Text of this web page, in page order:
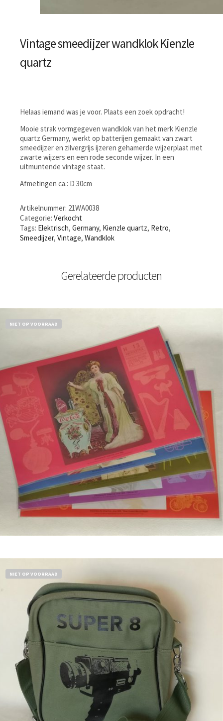
Vintage smeedijzer wandklok Kienzle
quartz
Helaas iemand was je voor. Plaats een zoek opdracht!
Mooie strak vormgegeven wandklok van het merk Kienzle
quartz Germany, werkt op batterijen gemaakt van zwart
smeedijzer en zilvergrijs ijzeren gehamerde wijzerplaat met
zwarte wijzers en een rode seconde wijzer. In een
uitmuntende vintage staat.
Afmetingen ca.: D 30cm
Artikelnummer: 21WA0038
Categorie: Verkocht
Tags: Elektrisch, Germany, Kienzle quartz, Retro,
Smeedijzer, Vintage, Wandklok
Gerelateerde producten
NIET OP VOORRAAD
NIET OP VOORRAAD
18,50